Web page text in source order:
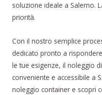
soluzione ideale a Salerno.
priorità.
Con il nostro semplice
dedicato pronto a
le tue esigenze, il noleggio
conveniente e accessibile a
noleggio container e scopri